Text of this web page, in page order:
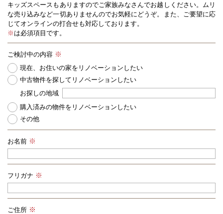
キッズスペースもありますのでご家族みなさんでお越しください。
ムリ
な売り込みなど一切ありませんのでお気軽にどうぞ。また、ご要望に応
じてオンラインの打合せも対応しております。
※ は必須項目です。
ご検討中の内容
現在、お住いの家をリノベーションしたい
中古物件を探してリノベーションしたい
お探しの地域
購入済みの物件をリノベーションしたい
その他
お名前
フリガナ
ご住所